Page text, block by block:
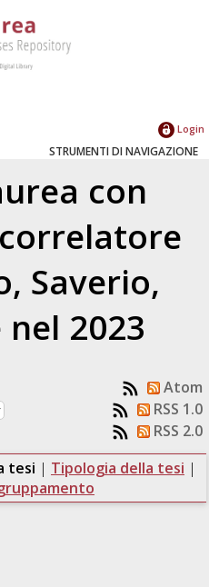
Login
STRUMENTI DI NAVIGAZIONE
con
Saverio,
2023
Atom
RSS 1.0
RSS 2.0
tesi | Tipologia della tesi |